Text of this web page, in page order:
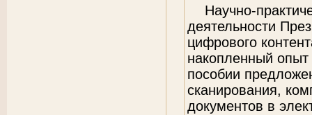
Научно-
деятельности
цифрового
накопленный
пособии
сканирования,
документов в